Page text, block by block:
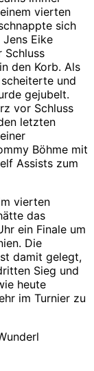
vierten
sich
Eike
Schluss
den Korb. Als
und
gejubelt.
vor Schluss
letzten
Böhme mit
Assists zum
vierten
das
ein Finale um
Die
damit gelegt,
Sieg und
heute
im Turnier zu